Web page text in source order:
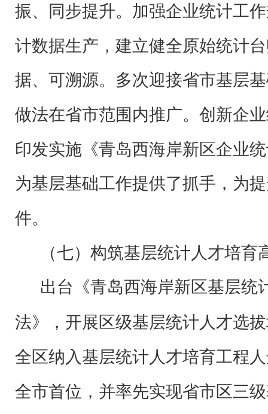
振、同步提升。加强企业统计工
计数据生产，建立健全原始统计
据、可溯源。多次迎接省市基层
做法在省市范围内推广。创新企
印发实施《青岛西海岸新区企业
为基层基础工作提供了抓手，为
件。
（七）构筑基层统计人才培育
出台《青岛西海岸新区基层统
法》，开展区级基层统计人才选
全区纳入基层统计人才培育工程
全市首位，并率先实现省市区三